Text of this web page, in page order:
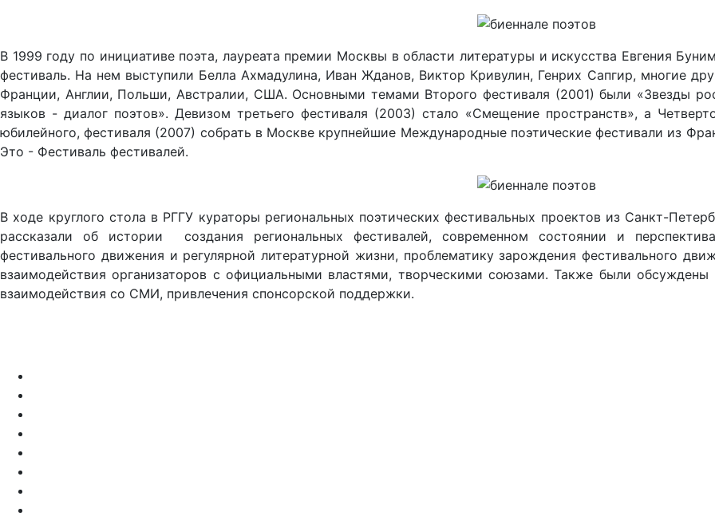
В 1999 году по инициативе поэта, лауреата премии Москвы в области литературы и искусства Евгения
фестиваль. На нем выступили Белла Ахмадулина, Иван Жданов, Виктор Кривулин, Генрих Сапгир, многие
Франции, Анг­лии, Польши, Австралии, США. Основными темами Второго фестиваля (2001) были «Звезды
языков - диалог по­этов». Девизом третьего фестиваля (2003) стало «Смещение пространств», а
юбилейного, фестиваля (2007) собрать в Москве крупнейшие Международные поэтические фестивали из
Это - Фестиваль фестивалей.
В ходе круглого стола в РГГУ кураторы региональных поэтических фестивальных проектов из Санкт-
рассказали об истории создания региональных фестивалей, современном состоянии и
фестивального движения и регулярной литературной жизни, проблематику зарождения фестивального
взаимодействия организаторов с официальными властями, творческими союзами. Также были обсуждены
взаимодействия со СМИ, привлечения спонсорской поддержки.